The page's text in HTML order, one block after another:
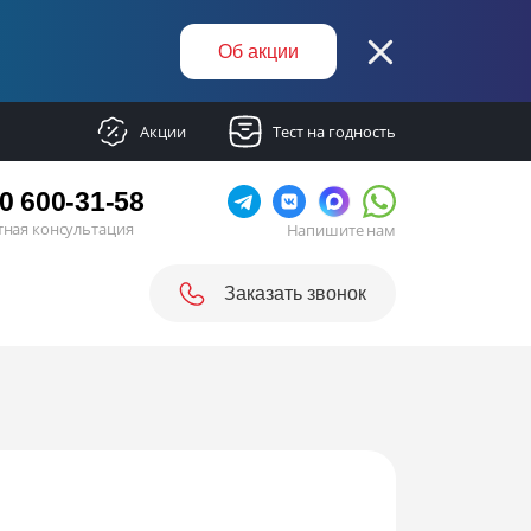
Об акции
Акции Тест на годность
600-31-58
консультация Напишите нам
Заказать звонок